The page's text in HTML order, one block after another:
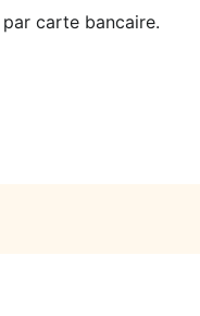
par carte bancaire.